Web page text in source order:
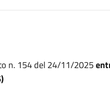
n. 154 del 24/11/2025